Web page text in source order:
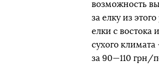
возможность
за елку из
елки с востока
сухого климата
за 90—110 грн/